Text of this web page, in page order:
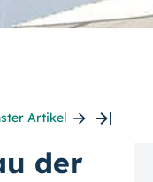
Artikel
der